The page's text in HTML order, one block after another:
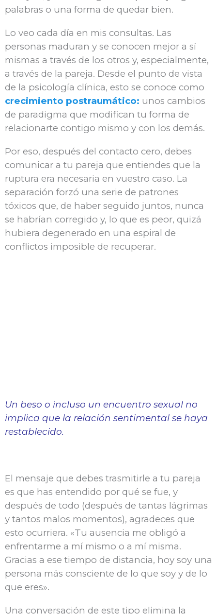
palabras o una forma de quedar bien.
Lo veo cada día en mis consultas. Las
personas maduran y se conocen mejor a sí
mismas a través de los otros y, especialmente,
a través de la pareja. Desde el punto de vista
de la psicología clínica, esto se conoce como
crecimiento postraumático: unos cambios
de paradigma que modifican tu forma de
relacionarte contigo mismo y con los demás.
Por eso, después del contacto cero, debes
comunicar a tu pareja que entiendes que la
ruptura era necesaria en vuestro caso. La
separación forzó una serie de patrones
tóxicos que, de haber seguido juntos, nunca
se habrían corregido y, lo que es peor, quizá
hubiera degenerado en una espiral de
conflictos imposible de recuperar.
Un beso o incluso un encuentro sexual no
implica que la relación sentimental se haya
restablecido.
El mensaje que debes trasmitirle a tu pareja
es que has entendido por qué se fue, y
después de todo (después de tantas lágrimas
y tantos malos momentos), agradeces que
esto ocurriera. «Tu ausencia me obligó a
enfrentarme a mí mismo o a mí misma.
Gracias a ese tiempo de distancia, hoy soy una
persona más consciente de lo que soy y de lo
que eres».
Una conversación de este tipo elimina la